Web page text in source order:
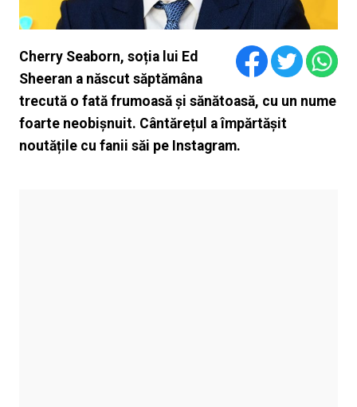
Cherry Seaborn, soția lui Ed
Sheeran a născut săptămâna
trecută o fată frumoasă și sănătoasă, cu un nume
foarte neobișnuit. Cântărețul a împărtășit
noutățile cu fanii săi pe Instagram.